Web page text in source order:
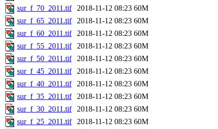
sur_f_70_2011.tif
2018-11-12 08:23 60M
sur_f_65_2011.tif
2018-11-12 08:23 60M
sur_f_60_2011.tif
2018-11-12 08:23 60M
sur_f_55_2011.tif
2018-11-12 08:23 60M
sur_f_50_2011.tif
2018-11-12 08:23 60M
sur_f_45_2011.tif
2018-11-12 08:23 60M
sur_f_40_2011.tif
2018-11-12 08:23 60M
sur_f_35_2011.tif
2018-11-12 08:23 60M
sur_f_30_2011.tif
2018-11-12 08:23 60M
sur_f_25_2011.tif
2018-11-12 08:23 60M